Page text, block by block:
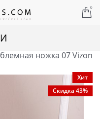
0
ножка 07 Vizon
Хит
Скидка 43%